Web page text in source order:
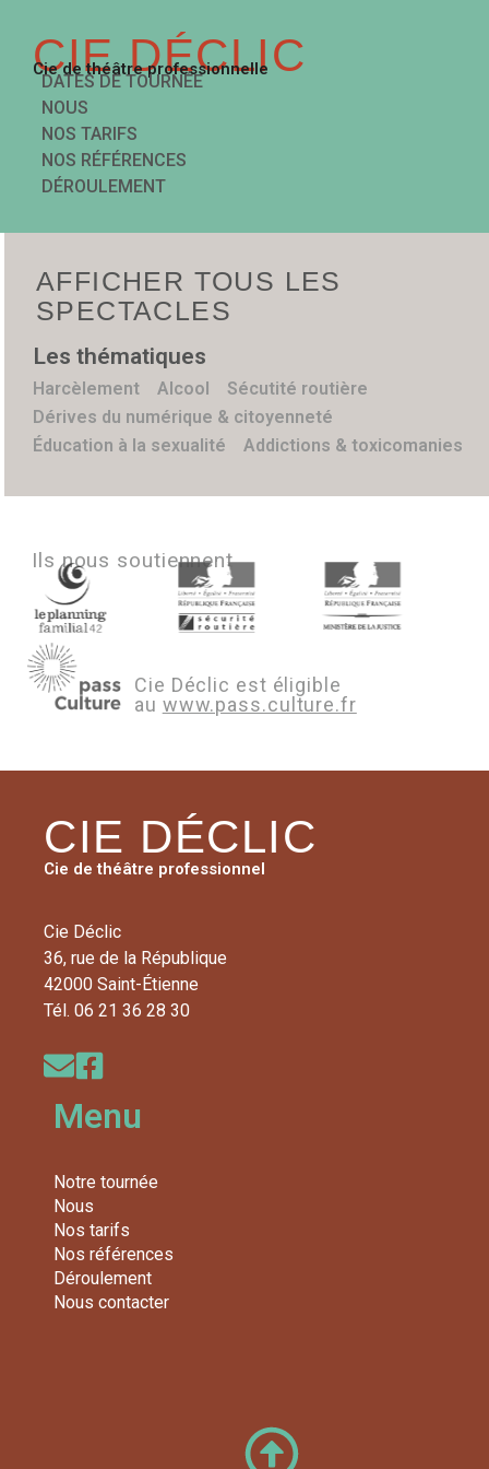
CIE DÉCLIC
Cie de théâtre professionnelle
DATES DE TOURNÉE
NOUS
NOS TARIFS
NOS RÉFÉRENCES
DÉROULEMENT
AFFICHER TOUS LES
SPECTACLES
Les thématiques
Harcèlement Alcool
Sécutité routière
Dérives du numérique & citoyenneté
Éducation à la sexualité
Addictions & toxicomanies
Ils nous soutiennent
Cie Déclic est éligible
au www.pass.culture.fr
CIE DÉCLIC
Cie de théâtre professionnel
Cie Déclic
36, rue de la République
42000 Saint-Étienne
Tél. 06 21 36 28 30
Menu
Notre tournée
Nous
Nos tarifs
Nos références
Déroulement
Nous contacter